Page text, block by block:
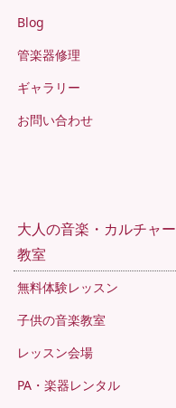
Blog
管楽器修理
ギャラリー
お問い合わせ
大人の音楽・カルチャー
教室
無料体験レッスン
子供の音楽教室
レッスン会場
PA・楽器レンタル